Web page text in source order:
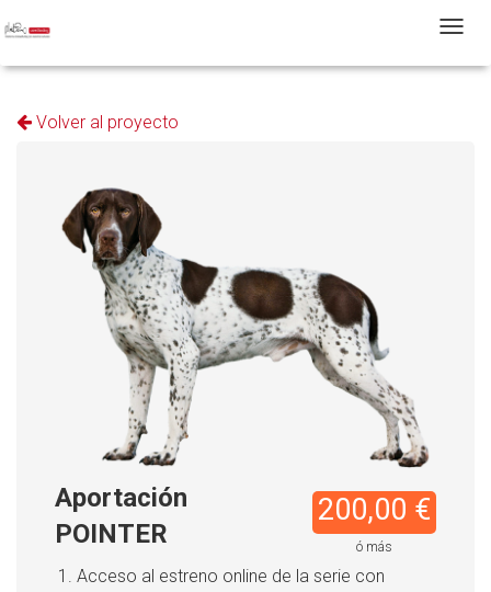
T
Volver al proyecto
200,00 €
ó más
Aportación
POINTER
Acceso al estreno online de la serie con